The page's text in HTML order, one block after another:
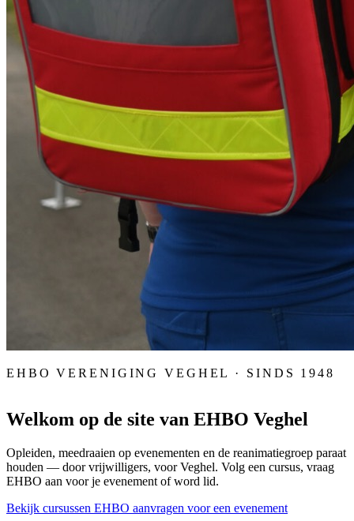
EHBO VERENIGING VEGHEL · SINDS 1948
Welkom op de site van EHBO Veghel
Opleiden, meedraaien op evenementen en de reanimatiegroep paraat
houden — door vrijwilligers, voor Veghel. Volg een cursus, vraag
EHBO aan voor je evenement of word lid.
Bekijk cursussen EHBO aanvragen voor een evenement